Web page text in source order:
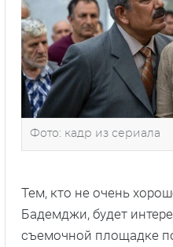
Фото: кадр из сериала
Тем, кто не очень
Бадемджи, будет
съемочной площадке